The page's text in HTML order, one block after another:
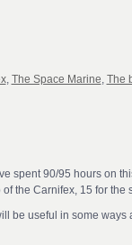
, The Space Marine, The
spent 90/95 hours on
the Carnifex, 15 for the
be useful in some